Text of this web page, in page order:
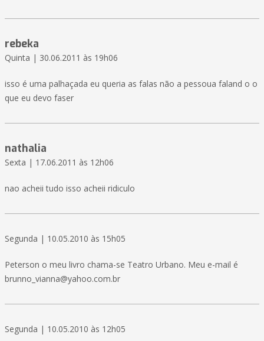
rebeka
Quinta | 30.06.2011 às 19h06
isso é uma palhaçada eu queria as falas não a pessoua faland o o
que eu devo faser
nathalia
Sexta | 17.06.2011 às 12h06
nao acheii tudo isso acheii ridiculo
Segunda | 10.05.2010 às 15h05
Peterson o meu livro chama-se Teatro Urbano. Meu e-mail é
brunno_vianna@yahoo.com.br
Segunda | 10.05.2010 às 12h05